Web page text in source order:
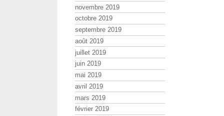
novembre 2019
octobre 2019
septembre 2019
août 2019
juillet 2019
juin 2019
mai 2019
avril 2019
mars 2019
février 2019